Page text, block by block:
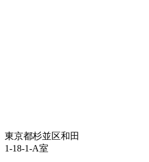
東京都杉並区和田
1-18-1-A室